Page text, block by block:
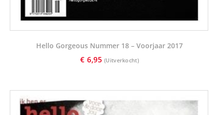
Hello Gorgeous Nummer 18 – Voorjaar 2017
€ 6,95